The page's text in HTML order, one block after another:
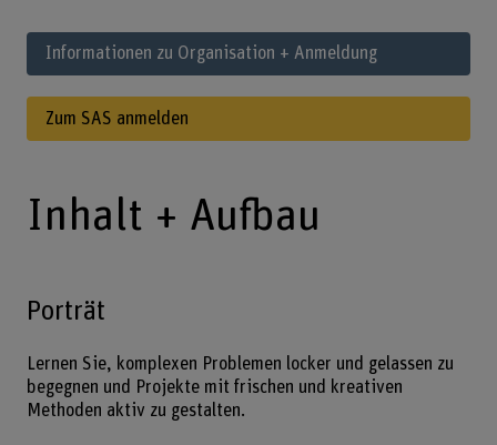
Informationen zu Organisation + Anmeldung
Zum SAS anmelden
Inhalt + Aufbau
Porträt
Lernen Sie, komplexen Problemen locker und gelassen zu
begegnen und Projekte mit frischen und kreativen
Methoden aktiv zu gestalten.